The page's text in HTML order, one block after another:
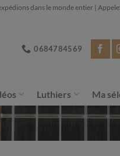
dans le monde entier |
0684784569
Luthiers Ma